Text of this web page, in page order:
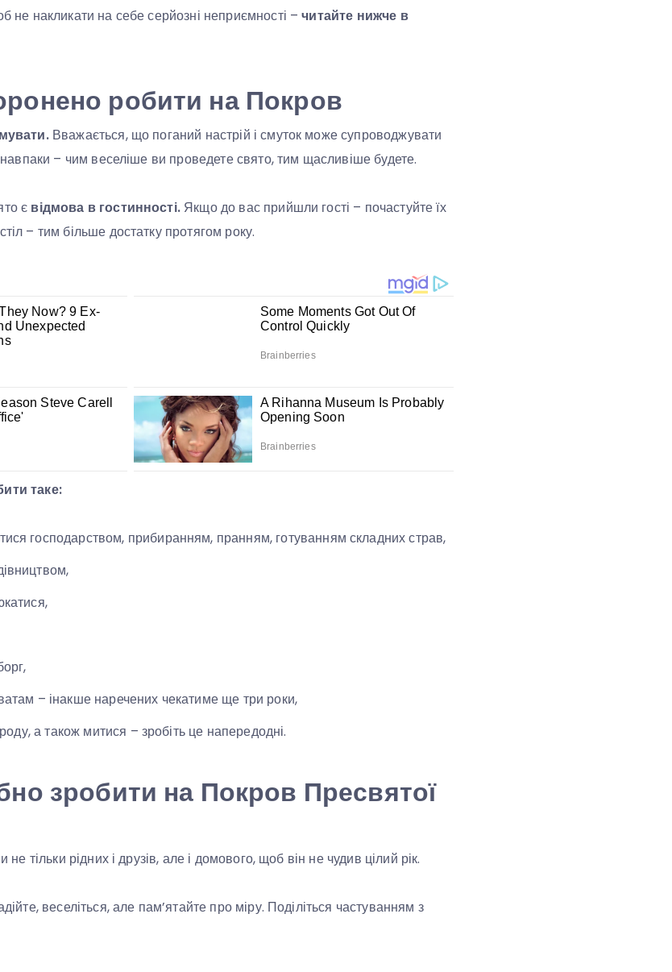
накликати на себе серйозні неприємності –читайте нижче в
робити на Покров
Вважається, що поганий настрій і смуток може супроводжувати
– чим веселіше ви проведете свято, тим щасливіше будете.
є відмова в гостинності.Якщо до вас прийшли гості – почастуйте їх
– тим більше достатку протягом року.
таке:
господарством, прибиранням, пранням, готуванням складних страв,
– інакше наречених чекатиме ще три роки,
а також митися – зробіть це напередодні.
зробити на Покров Пресвятої
тільки рідних і друзів, але і домового, щоб він не чудив цілий рік.
веселіться, але пам’ятайте про міру. Поділіться частуванням з